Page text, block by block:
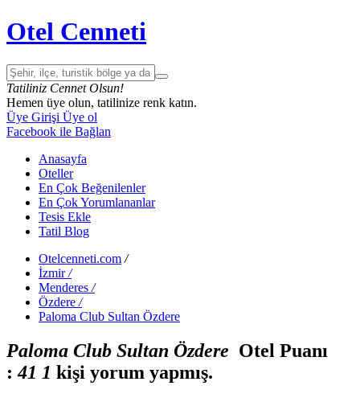
Otel Cenneti
Tatiliniz Cennet Olsun!
Hemen üye olun, tatilinize renk katın.
Üye Girişi Üye ol
Facebook ile Bağlan
Anasayfa
Oteller
En Çok Beğenilenler
En Çok Yorumlananlar
Tesis Ekle
Tatil Blog
Otelcenneti.com /
İzmir /
Menderes /
Özdere /
Paloma Club Sultan Özdere
Paloma Club Sultan Özdere Otel Puanı
:41 1 kişi yorum yapmış.